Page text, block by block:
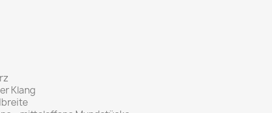
Klang